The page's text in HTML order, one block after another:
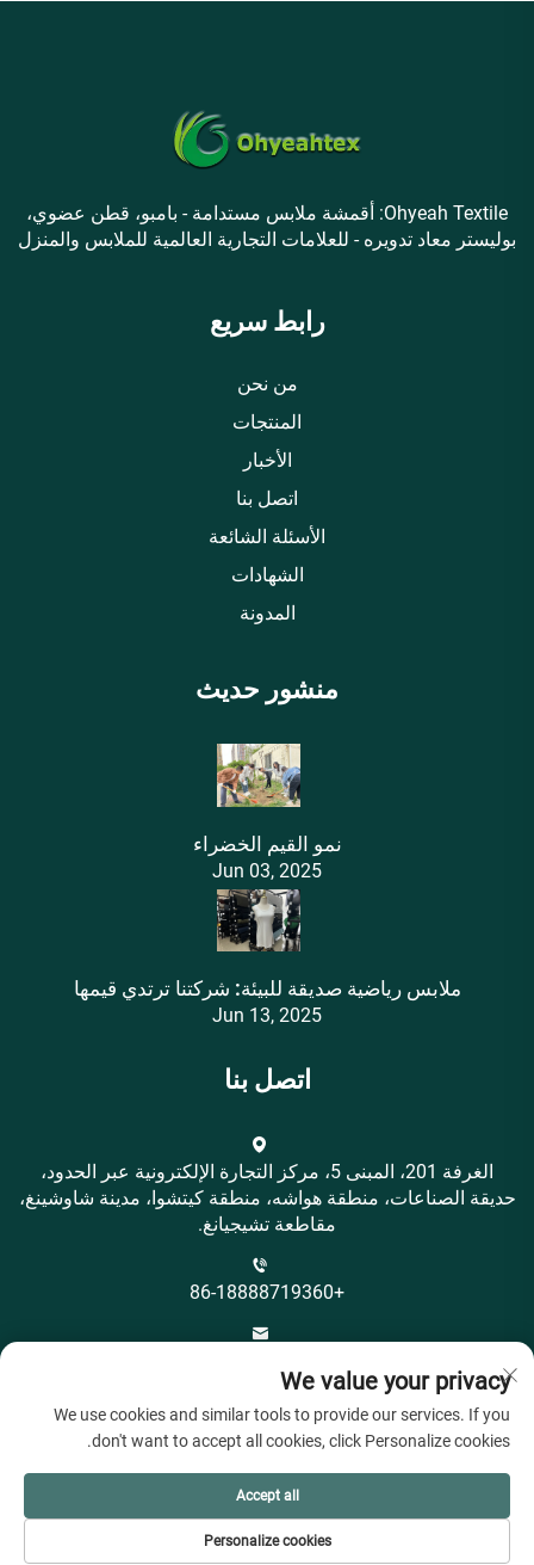
Ohyeah Textile: أقمشة ملابس مستدامة - بامبو، قطن عضوي،
بوليستر معاد تدويره - للعلامات التجارية العالمية للملابس والمنزل
رابط سريع
من نحن
المنتجات
الأخبار
اتصل بنا
الأسئلة الشائعة
الشهادات
المدونة
منشور حديث
نمو القيم الخضراء
Jun 03, 2025
ملابس رياضية صديقة للبيئة: شركتنا ترتدي قيمها
Jun 13, 2025
اتصل بنا
الغرفة 201، المبنى 5، مركز التجارة الإلكترونية عبر الحدود،
حديقة الصناعات، منطقة هواشه، منطقة كيتشوا، مدينة شاوشينغ،
مقاطعة تشيجيانغ.
+86-18888719360
حقوق النسخ © شركة شاوشينغ سيتي أوهييا تكستايل المحدودة.
جميع الحقوق محفوظة -سياسة الخصوصية
We value your privacy
We use cookies and similar tools to provide our services. If you
don't want to accept all cookies, click Personalize cookies.
Personalize cookies
Accept all